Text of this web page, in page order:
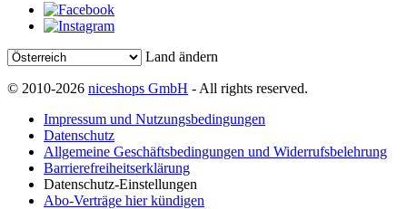
Land ändern
© 2010-2026 niceshops GmbH - All rights reserved.
Impressum und Nutzungsbedingungen
Datenschutz
Allgemeine Geschäftsbedingungen und Widerrufsbelehrung
Barrierefreiheitserklärung
Datenschutz-Einstellungen
Abo-Verträge hier kündigen